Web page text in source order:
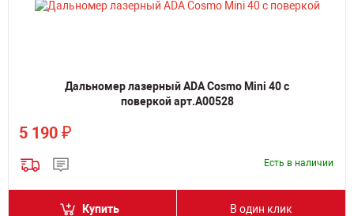
Дальномер лазерный ADA Cosmo Mini 40 с
поверкой арт.А00528
5 190 ₽
Есть в наличии
Купить В один клик